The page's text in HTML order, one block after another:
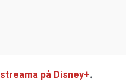
streama på Disney+.